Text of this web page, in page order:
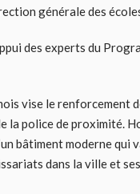
générale des
des experts du
vise le renforcement
la police de proximité.
bâtiment moderne
dans la ville et